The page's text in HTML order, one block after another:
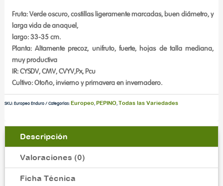
Fruta: Verde oscuro, costillas ligeramente marcadas, buen diámetro, y
larga vida de anaquel,
largo: 33-35 cm.
Planta: Altamente precoz, unifruto, fuerte, hojas de talla mediana,
muy productiva
IR: CYSDV, CMV, CVYV,Px, Pcu
Cultivo: Otoño, invierno y primavera en invernadero.
SKU: Europeo Enduro Categorías: Europeo, PEPINO, Todas las Variedades
Descripción
Valoraciones (0)
Ficha Técnica